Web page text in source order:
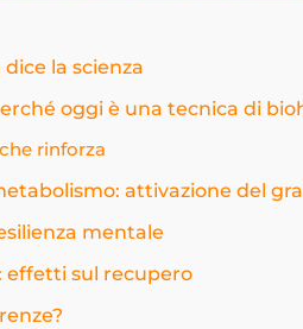
la scienza
oggi è una tecnica di
rinforza
attivazione del
mentale
effetti sul recupero